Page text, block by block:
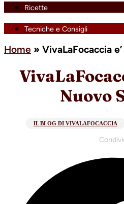
Ricette
Tecniche e Consigli
Home » VivaLaFocaccia
Nuovo
IL BLOG DI VIVALAFOCACCIA